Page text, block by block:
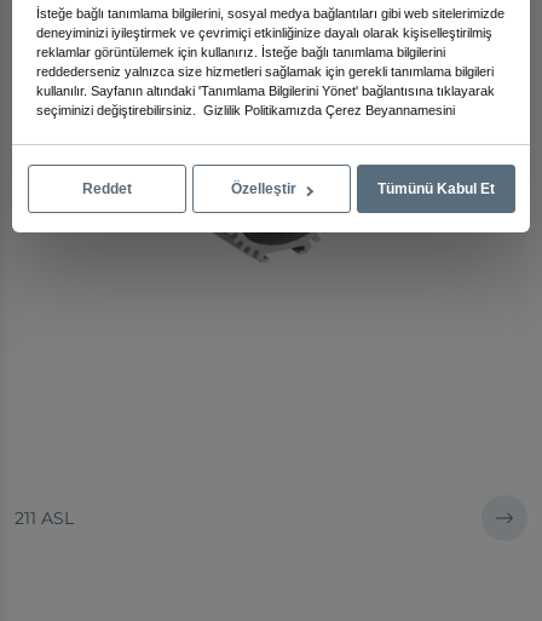
211 ASL
İsteğe bağlı tanımlama bilgilerini, sosyal medya bağlantıları gibi web sitelerimizde
deneyiminizi iyileştirmek ve çevrimiçi etkinliğinize dayalı olarak kişiselleştirilmiş
reklamlar görüntülemek için kullanırız. İsteğe bağlı tanımlama bilgilerini
reddederseniz yalnızca size hizmetleri sağlamak için gerekli tanımlama bilgileri
kullanılır. Sayfanın altındaki 'Tanımlama Bilgilerini Yönet' bağlantısına tıklayarak
seçiminizi değiştirebilirsiniz. Gizlilik Politikamızda Çerez Beyannamesini
Reddet Özelleştir Tümünü Kabul Et